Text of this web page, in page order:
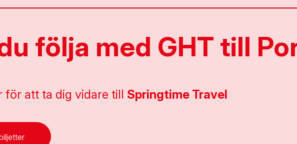
följa med GHT till
för att ta dig vidare till Springtime Travel